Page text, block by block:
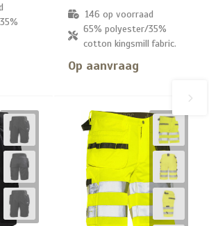
146 op voorraad
65% polyester/35%
cotton kingsmill fabric.
Op aanvraag